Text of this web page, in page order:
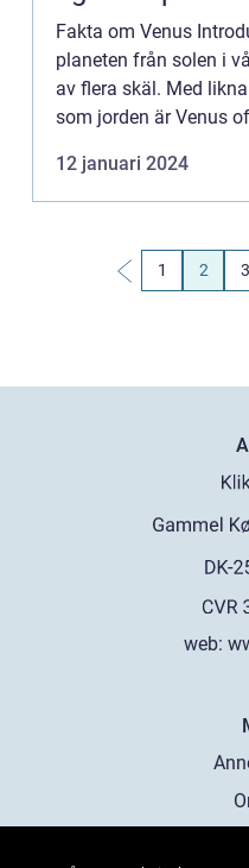
Fakta om Venus
planeten från solen i
av flera skäl. Med
som jorden är Venus
avsev...
12 januari 2024
1 2 3
web: